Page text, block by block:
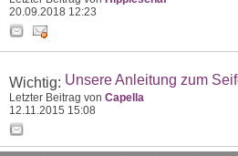
20.09.2018 12:23
Wichtig: Unsere Anleitung zum
Letzter Beitrag von Capella
12.11.2015 15:08